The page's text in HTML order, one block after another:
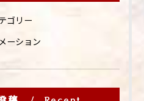
ゴリー
ーション